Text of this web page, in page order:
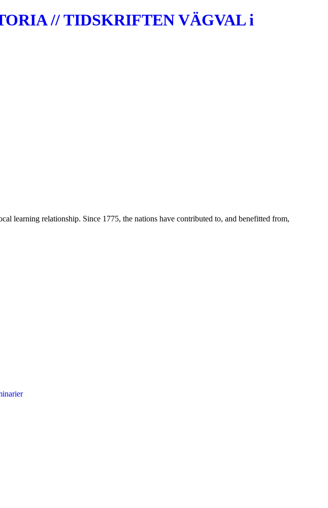
// TIDSKRIFTEN VÄGVAL i
learning relationship. Since 1775, the nations have contributed to, and benefitted from,